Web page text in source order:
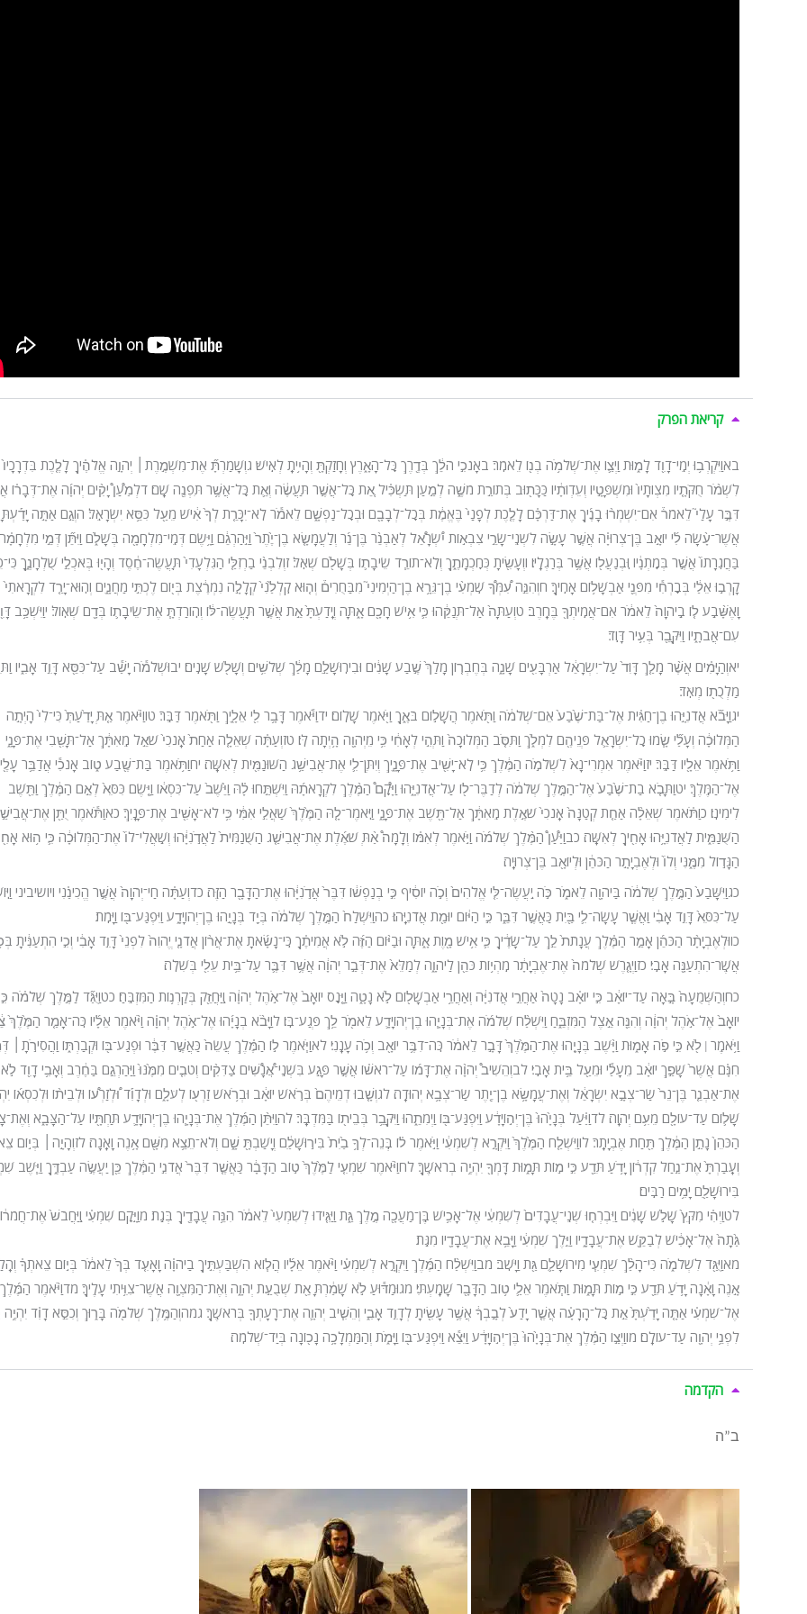
קריאת הפרק
באוַיִּקְרְב֥וּ יְמֵֽי־דָוִ֖ד לָמ֑וּת וַיְצַ֛ו אֶת־שְׁלֹמֹ֥ה בְנ֖וֹ לֵאמֹֽר׃ באָנֹכִ֣י הֹלֵ֔ךְ בְּדֶ֖רֶךְ כׇּל־הָאָ֑רֶץ וְחָזַקְתָּ֖ וְהָיִ֥יתָֽ לְאִֽישׁ׃ גוְשָׁמַרְתָּ֞ אֶת־מִשְׁמֶ֣רֶת
יְהֹוָ֣ה אֱלֹהֶ֗יךָ לָלֶ֤כֶת בִּדְרָכָיו֙
לִשְׁמֹ֨ר חֻקֹּתָ֤יו מִצְוֺתָיו֙ וּמִשְׁפָּטָ֣יו וְעֵדְוֺתָ֔יו כַּכָּת֖וּב בְּתוֹרַ֣ת מֹשֶׁ֑ה לְמַ֣עַן תַּשְׂכִּ֗יל אֵ֚ת כׇּל־אֲשֶׁ֣ר תַּעֲשֶׂ֔ה וְאֵ֛ת כׇּל־אֲשֶׁ֥ר תִּפְנֶ֖ה שָֽׁם׃ דלְמַ֩עַן֩ יָקִ֨ים יְהֹוָ֜ה אֶת־דְּבָר֗וֹ
דִּבֶּ֣ר עָלַי֮ לֵאמֹר֒ אִם־יִשְׁמְר֨וּ בָנֶ֜יךָ אֶת־דַּרְכָּ֗ם לָלֶ֤כֶת לְפָנַי֙ בֶּאֱמֶ֔ת בְּכׇל־לְבָבָ֖ם וּבְכׇל־נַפְשָׁ֑ם לֵאמֹ֕ר לֹֽא־יִכָּרֵ֤ת לְךָ֙ אִ֔ישׁ מֵעַ֖ל כִּסֵּ֥א יִשְׂרָאֵֽל׃ הוְגַ֣ם אַתָּ֣ה
אֲשֶׁר־עָ֨שָׂה לִ֜י יוֹאָ֣ב בֶּן־צְרוּיָ֗ה אֲשֶׁ֣ר עָשָׂ֣ה לִשְׁנֵֽי־שָׂרֵ֣י צִבְא֣וֹת יִ֠שְׂרָאֵ֠ל לְאַבְנֵ֨ר בֶּן־נֵ֜ר וְלַעֲמָשָׂ֤א בֶן־יֶ֙תֶר֙ וַיַּ֣הַרְגֵ֔ם וַיָּ֥שֶׂם דְּמֵֽי־מִלְחָמָ֖ה בְּשָׁלֹ֑ם וַיִּתֵּ֞ן דְּמֵ֣י
בַּחֲגֹֽרָתוֹ֙ אֲשֶׁ֣ר בְּמׇתְנָ֔יו וּֽבְנַעֲל֖וֹ אֲשֶׁ֥ר בְּרַגְלָֽיו׃ ווְעָשִׂ֖יתָ כְּחׇכְמָתֶ֑ךָ וְלֹֽא־תוֹרֵ֧ד שֵׂיבָת֛וֹ בְּשָׁלֹ֖ם שְׁאֹֽל׃ זוְלִבְנֵ֨י בַרְזִלַּ֤י הַגִּלְעָדִי֙ תַּֽעֲשֶׂה־חֶ֔סֶד וְהָי֖וּ בְּאֹכְלֵ֣י שֻׁלְחָנֶ֑ךָ
קָרְב֣וּ אֵלַ֔י בְּבׇרְחִ֕י מִפְּנֵ֖י אַבְשָׁל֥וֹם אָחִֽיךָ׃ חוְהִנֵּ֣ה עִ֠מְּךָ֠ שִֽׁמְעִ֨י בֶן־גֵּרָ֥א בֶן־הַיְמִינִי֮ מִבַּחֻרִים֒ וְה֤וּא קִֽלְלַ֙נִי֙ קְלָלָ֣ה נִמְרֶ֔צֶת בְּי֖וֹם לֶכְתִּ֣י מַחֲנָ֑יִם וְהֽוּא־יָרַ֤ד לִקְרָאתִי֙
וָאֶשָּׁ֨בַֽע ל֤וֹ בַֽיהֹוָה֙ לֵאמֹ֔ר אִם־אֲמִֽיתְךָ֖ בֶּחָֽרֶב׃ טוְעַתָּה֙ אַל־תְּנַקֵּ֔הוּ כִּ֛י אִ֥ישׁ חָכָ֖ם אָ֑תָּה וְיָֽדַעְתָּ֙ אֵ֣ת אֲשֶׁ֣ר תַּֽעֲשֶׂה־לּ֔וֹ וְהֽוֹרַדְתָּ֧ אֶת־שֵׂיבָת֛וֹ בְּדָ֖ם שְׁאֽוֹל׃ יוַיִּשְׁכַּ֥ב
עִם־אֲבֹתָ֑יו וַיִּקָּבֵ֖ר בְּעִ֥יר דָּוִֽד׃
יאוְהַיָּמִ֗ים אֲשֶׁ֨ר מָלַ֤ךְ דָּוִד֙ עַל־יִשְׂרָאֵ֔ל אַרְבָּעִ֖ים שָׁנָ֑ה בְּחֶבְר֤וֹן מָלַךְ֙ שֶׁ֣בַע שָׁנִ֔ים וּבִירֽוּשָׁלַ֣͏ִם מָלַ֔ךְ שְׁלֹשִׁ֥ים וְשָׁלֹ֖שׁ שָׁנִֽים׃ יבוּשְׁלֹמֹ֕ה יָשַׁ֕ב עַל־כִּסֵּ֖א דָּוִ֣ד אָבִ֑יו
מַלְכֻת֖וֹ מְאֹֽד׃
יגוַיָּבֹ֞א אֲדֹנִיָּ֣הוּ בֶן־חַגִּ֗ית אֶל־בַּת־שֶׁ֙בַע֙ אֵם־שְׁלֹמֹ֔ה וַתֹּ֖אמֶר הֲשָׁל֣וֹם בֹּאֶ֑ךָ וַיֹּ֖אמֶר שָׁלֽוֹם׃ ידוַיֹּ֕אמֶר דָּבָ֥ר לִ֖י אֵלָ֑יִךְ וַתֹּ֖אמֶר דַּבֵּֽר׃ טווַיֹּ֗אמֶר אַ֤תְּ יָדַ֙עַתְּ֙ כִּי־לִי֙ הָיְתָ֣ה
הַמְּלוּכָ֔ה וְעָלַ֞י שָׂ֧מוּ כׇֽל־יִשְׂרָאֵ֛ל פְּנֵיהֶ֖ם לִמְלֹ֑ךְ וַתִּסֹּ֤ב הַמְּלוּכָה֙ וַתְּהִ֣י לְאָחִ֔י כִּ֥י מֵיְהֹוָ֖ה הָ֥יְתָה לּֽוֹ׃ טזוְעַתָּ֗ה שְׁאֵלָ֤ה אַחַת֙ אָֽנֹכִי֙ שֹׁאֵ֣ל מֵֽאִתָּ֔ךְ אַל־תָּשִׁ֖בִי אֶת־פָּנָ֑י
וַתֹּ֥אמֶר אֵלָ֖יו דַּבֵּֽר׃ יזוַיֹּ֗אמֶר אִמְרִי־נָא֙ לִשְׁלֹמֹ֣ה הַמֶּ֔לֶךְ כִּ֥י לֹֽא־יָשִׁ֖יב אֶת־פָּנָ֑יִךְ וְיִתֶּן־לִ֛י אֶת־אֲבִישַׁ֥ג הַשּׁוּנַמִּ֖ית לְאִשָּֽׁה׃ יחוַתֹּ֥אמֶר בַּת־שֶׁ֖בַע ט֑וֹב אָנֹכִ֕י אֲדַבֵּ֥ר
אֶל־הַמֶּֽלֶךְ׃ יטוַתָּבֹ֤א בַת־שֶׁ֙בַע֙ אֶל־הַמֶּ֣לֶךְ שְׁלֹמֹ֔ה לְדַבֶּר־ל֖וֹ עַל־אֲדֹנִיָּ֑הוּ וַיָּ֩קׇם֩ הַמֶּ֨לֶךְ לִקְרָאתָ֜הּ וַיִּשְׁתַּ֣חוּ לָ֗הּ וַיֵּ֙שֶׁב֙ עַל־כִּסְא֔וֹ וַיָּ֤שֶׂם כִּסֵּא֙ לְאֵ֣ם הַמֶּ֔לֶךְ וַתֵּ֖שֶׁב
לִימִינֽוֹ׃ כוַתֹּ֗אמֶר שְׁאֵלָ֨ה אַחַ֤ת קְטַנָּה֙ אָֽנֹכִי֙ שֹׁאֶ֣לֶת מֵֽאִתָּ֔ךְ אַל־תָּ֖שֶׁב אֶת־פָּנָ֑י וַיֹּֽאמֶר־לָ֤הּ הַמֶּ֙לֶךְ֙ שַׁאֲלִ֣י אִמִּ֔י כִּ֥י לֹא־אָשִׁ֖יב אֶת־פָּנָֽיִךְ׃ כאוַתֹּ֕אמֶר יֻתַּ֖ן
הַשֻּׁנַמִּ֑ית לַאֲדֹנִיָּ֥הוּ אָחִ֖יךָ לְאִשָּֽׁה׃ כבוַיַּ֩עַן֩ הַמֶּ֨לֶךְ שְׁלֹמֹ֜ה וַיֹּ֣אמֶר לְאִמּ֗וֹ וְלָמָה֩ אַ֨תְּ שֹׁאֶ֜לֶת אֶת־אֲבִישַׁ֤ג הַשֻּׁנַמִּית֙ לַאֲדֹ֣נִיָּ֔הוּ וְשַֽׁאֲלִי־לוֹ֙ אֶת־הַמְּלוּכָ֔ה כִּ֛י ה֥וּא
הַגָּד֣וֹל מִמֶּ֑נִּי וְלוֹ֙ וּלְאֶבְיָתָ֣ר הַכֹּהֵ֔ן וּלְיוֹאָ֖ב בֶּן־צְרוּיָֽה׃
כגוַיִּשָּׁבַע֙ הַמֶּ֣לֶךְ שְׁלֹמֹ֔ה בַּיהֹוָ֖ה לֵאמֹ֑ר כֹּ֣ה יַֽעֲשֶׂה־לִּ֤י אֱלֹהִים֙ וְכֹ֣ה יוֹסִ֔יף כִּ֣י בְנַפְשׁ֔וֹ דִּבֶּר֙ אֲדֹ֣נִיָּ֔הוּ אֶת־הַדָּבָ֖ר הַזֶּֽה׃ כדוְעַתָּ֗ה חַי־יְהֹוָה֙ אֲשֶׁ֣ר הֱכִינַ֗נִי ויושיביני
עַל־כִּסֵּא֙ דָּוִ֣ד אָבִ֔י וַאֲשֶׁ֧ר עָשָׂה־לִ֛י בַּ֖יִת כַּאֲשֶׁ֣ר דִּבֵּ֑ר כִּ֣י הַיּ֔וֹם יוּמַ֖ת אֲדֹנִיָּֽהוּ׃ כהוַיִּשְׁלַח֙ הַמֶּ֣לֶךְ שְׁלֹמֹ֔ה בְּיַ֖ד בְּנָיָ֣הוּ בֶן־יְהוֹיָדָ֑ע וַיִּפְגַּע־בּ֖וֹ וַיָּמֹֽת׃
כווּלְאֶבְיָתָ֨ר הַכֹּהֵ֜ן אָמַ֣ר הַמֶּ֗לֶךְ עֲנָתֹת֙ לֵ֣ךְ עַל־שָׂדֶ֔יךָ כִּ֛י אִ֥ישׁ מָ֖וֶת אָ֑תָּה וּבַיּ֨וֹם הַזֶּ֜ה לֹ֣א אֲמִיתֶ֗ךָ כִּֽי־נָשָׂ֜אתָ אֶת־אֲר֨וֹן אֲדֹנָ֤י יֱהֹוִה֙ לִפְנֵי֙ דָּוִ֣ד אָבִ֔י וְכִ֣י הִתְעַנִּ֔יתָ
אֲשֶֽׁר־הִתְעַנָּ֖ה אָבִֽי׃ כזוַיְגָ֤רֶשׁ שְׁלֹמֹה֙ אֶת־אֶבְיָתָ֔ר מִֽהְי֥וֹת כֹּהֵ֖ן לַיהֹוָ֑ה לְמַלֵּא֙ אֶת־דְּבַ֣ר יְהֹוָ֔ה אֲשֶׁ֥ר דִּבֶּ֛ר עַל־בֵּ֥ית עֵלִ֖י בְּשִׁלֹֽה׃
כחוְהַשְּׁמֻעָה֙ בָּ֣אָה עַד־יוֹאָ֔ב כִּ֣י יוֹאָ֗ב נָטָה֙ אַחֲרֵ֣י אֲדֹנִיָּ֔ה וְאַחֲרֵ֥י אַבְשָׁל֖וֹם לֹ֣א נָטָ֑ה וַיָּ֤נׇס יוֹאָב֙ אֶל־אֹ֣הֶל יְהֹוָ֔ה וַֽיַּחֲזֵ֖ק בְּקַרְנ֥וֹת הַמִּזְבֵּֽחַ׃ כטוַיֻּגַּ֞ד לַמֶּ֣לֶךְ שְׁלֹמֹ֗ה
יוֹאָב֙ אֶל־אֹ֣הֶל יְהֹוָ֔ה וְהִנֵּ֖ה אֵ֣צֶל הַמִּזְבֵּ֑חַ וַיִּשְׁלַ֨ח שְׁלֹמֹ֜ה אֶת־בְּנָיָ֧הוּ בֶן־יְהוֹיָדָ֛ע לֵאמֹ֖ר לֵ֥ךְ פְּגַע־בּֽוֹ׃ לוַיָּבֹ֨א בְנָיָ֜הוּ אֶל־אֹ֣הֶל יְהֹוָ֗ה וַיֹּ֨אמֶר אֵלָ֜יו כֹּֽה־אָמַ֤ר הַמֶּ֙לֶךְ֙
וַיֹּ֥אמֶֽר לֹ֖א כִּ֣י פֹ֣ה אָמ֑וּת וַיָּ֨שֶׁב בְּנָיָ֤הוּ אֶת־הַמֶּ֙לֶךְ֙ דָּבָ֣ר לֵאמֹ֔ר כֹּֽה־דִבֶּ֥ר יוֹאָ֖ב וְכֹ֥ה עָנָֽנִי׃ לאוַיֹּ֧אמֶר ל֣וֹ הַמֶּ֗לֶךְ עֲשֵׂה֙ כַּאֲשֶׁ֣ר דִּבֶּ֔ר וּפְגַע־בּ֖וֹ וּקְבַרְתּ֑וֹ וַהֲסִירֹ֣תָ
חִנָּ֗ם אֲשֶׁר֙ שָׁפַ֣ךְ יוֹאָ֔ב מֵעָלַ֕י וּמֵעַ֖ל בֵּ֥ית אָבִֽי׃ לבוְהֵשִׁיב֩ יְהֹוָ֨ה אֶת־דָּמ֜וֹ עַל־רֹאשׁ֗וֹ אֲשֶׁ֣ר פָּגַ֣ע בִּשְׁנֵֽי־אֲ֠נָשִׁ֠ים צַדִּקִ֨ים וְטֹבִ֤ים מִמֶּ֙נּוּ֙ וַיַּהַרְגֵ֣ם בַּחֶ֔רֶב וְאָבִ֥י דָוִ֖ד
אֶת־אַבְנֵ֤ר בֶּן־נֵר֙ שַׂר־צְבָ֣א יִשְׂרָאֵ֔ל וְאֶת־עֲמָשָׂ֥א בֶן־יֶ֖תֶר שַׂר־צְבָ֥א יְהוּדָֽה׃ לגוְשָׁ֤בוּ דְמֵיהֶם֙ בְּרֹ֣אשׁ יוֹאָ֔ב וּבְרֹ֥אשׁ זַרְע֖וֹ לְעֹלָ֑ם וּלְדָוִ֡ד וּ֠לְזַרְע֠וֹ וּלְבֵית֨וֹ וּלְכִסְא֜וֹ
שָׁל֛וֹם עַד־עוֹלָ֖ם מֵעִ֥ם יְהֹוָֽה׃ לדוַיַּ֗עַל בְּנָיָ֙הוּ֙ בֶּן־יְה֣וֹיָדָ֔ע וַיִּפְגַּע־בּ֖וֹ וַיְמִתֵ֑הוּ וַיִּקָּבֵ֥ר בְּבֵית֖וֹ בַּמִּדְבָּֽר׃ להוַיִּתֵּ֨ן הַמֶּ֜לֶךְ אֶת־בְּנָיָ֧הוּ בֶן־יְהוֹיָדָ֛ע תַּחְתָּ֖יו עַל־הַצָּבָ֑א
הַכֹּהֵן֙ נָתַ֣ן הַמֶּ֔לֶךְ תַּ֖חַת אֶבְיָתָֽר׃ לווַיִּשְׁלַ֤ח הַמֶּ֙לֶךְ֙ וַיִּקְרָ֣א לְשִׁמְעִ֔י וַיֹּ֣אמֶר ל֗וֹ בְּֽנֵה־לְךָ֥ בַ֙יִת֙ בִּיר֣וּשָׁלַ֔͏ִם וְיָשַׁבְתָּ֖ שָׁ֑ם וְלֹא־תֵצֵ֥א מִשָּׁ֖ם אָ֥נֶה וָאָֽנָה׃ לזוְהָיָ֣ה
בְּי֣וֹם
וְעָֽבַרְתָּ֙ אֶת־נַ֣חַל קִדְר֔וֹן יָדֹ֥עַ תֵּדַ֖ע כִּ֣י מ֣וֹת תָּמ֑וּת דָּמְךָ֖ יִהְיֶ֥ה בְרֹאשֶֽׁךָ׃ לחוַיֹּ֨אמֶר שִׁמְעִ֤י לַמֶּ֙לֶךְ֙ ט֣וֹב הַדָּבָ֔ר כַּאֲשֶׁ֤ר דִּבֶּר֙ אֲדֹנִ֣י הַמֶּ֔לֶךְ כֵּ֖ן יַעֲשֶׂ֣ה עַבְדֶּ֑ךָ וַיֵּ֧שֶׁב
בִּירוּשָׁלַ֖͏ִם יָמִ֥ים רַבִּֽים׃
לטוַיְהִ֗י מִקֵּץ֙ שָׁלֹ֣שׁ שָׁנִ֔ים וַיִּבְרְח֤וּ שְׁנֵֽי־עֲבָדִים֙ לְשִׁמְעִ֔י אֶל־אָכִ֥ישׁ בֶּֽן־מַעֲכָ֖ה מֶ֣לֶךְ גַּ֑ת וַיַּגִּ֤ידוּ לְשִׁמְעִי֙ לֵאמֹ֔ר הִנֵּ֥ה עֲבָדֶ֖יךָ בְּגַֽת׃ מוַיָּ֣קׇם שִׁמְעִ֗י וַֽיַּחֲבֹשׁ֙ אֶת־חֲמֹר֔וֹ
גַּ֙תָה֙ אֶל־אָכִ֔ישׁ לְבַקֵּ֖שׁ אֶת־עֲבָדָ֑יו וַיֵּ֣לֶךְ שִׁמְעִ֔י וַיָּבֵ֥א אֶת־עֲבָדָ֖יו מִגַּֽת׃
מאוַיֻּגַּ֖ד לִשְׁלֹמֹ֑ה כִּי־הָלַ֨ךְ שִׁמְעִ֧י מִירוּשָׁלַ֛͏ִם גַּ֖ת וַיָּשֹֽׁב׃ מבוַיִּשְׁלַ֨ח הַמֶּ֜לֶךְ וַיִּקְרָ֣א לְשִׁמְעִ֗י וַיֹּ֨אמֶר אֵלָ֜יו הֲל֧וֹא הִשְׁבַּעְתִּ֣יךָ בַיהֹוָ֗ה וָאָעִ֤ד בְּךָ֙ לֵאמֹ֔ר בְּי֣וֹם צֵאתְךָ֗
אָ֣נֶה וָאָ֔נָה יָדֹ֥עַ תֵּדַ֖ע כִּ֣י מ֣וֹת תָּמ֑וּת וַתֹּ֧אמֶר אֵלַ֛י ט֥וֹב הַדָּבָ֖ר שָׁמָֽעְתִּי׃ מגוּמַדּ֕וּעַ לֹ֣א שָׁמַ֔רְתָּ אֵ֖ת שְׁבֻעַ֣ת יְהֹוָ֑ה וְאֶת־הַמִּצְוָ֖ה אֲשֶׁר־צִוִּ֥יתִי עָלֶֽיךָ׃ מדוַיֹּ֨אמֶר הַמֶּ֜לֶךְ
אֶל־שִׁמְעִ֗י אַתָּ֤ה יָדַ֙עְתָּ֙ אֵ֣ת כׇּל־הָרָעָ֗ה אֲשֶׁ֤ר יָדַע֙ לְבָ֣בְךָ֔ אֲשֶׁ֥ר עָשִׂ֖יתָ לְדָוִ֣ד אָבִ֑י וְהֵשִׁ֧יב יְהֹוָ֛ה אֶת־רָעָתְךָ֖ בְּרֹאשֶֽׁךָ׃ גמהוְהַמֶּ֥לֶךְ שְׁלֹמֹ֖ה בָּר֑וּךְ וְכִסֵּ֣א דָוִ֗ד יִהְיֶ֥ה
לִפְנֵ֥י יְהֹוָ֖ה עַד־עוֹלָֽם׃ מווַיְצַ֣ו הַמֶּ֗לֶךְ אֶת־בְּנָיָ֙הוּ֙ בֶּן־יְה֣וֹיָדָ֔ע וַיֵּצֵ֕א וַיִּפְגַּע־בּ֖וֹ וַיָּמֹ֑ת וְהַמַּמְלָכָ֥ה נָכ֖וֹנָה בְּיַד־שְׁלֹמֹֽה׃
הקדמה
ב”ה